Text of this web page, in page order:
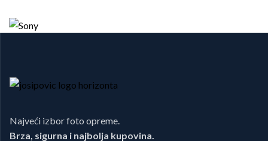
Najveći izbor foto opreme.
Brza, sigurna i najbolja kupovina.